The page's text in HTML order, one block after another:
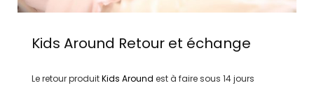
Kids Around Retour et échange
Le retour produitKids Around est à faire sous 14 jours